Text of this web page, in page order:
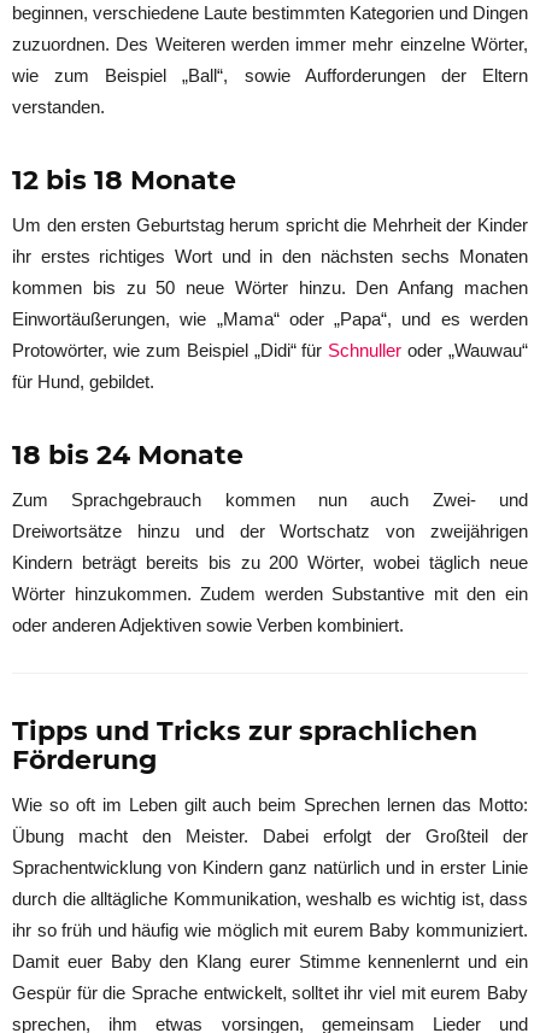
beginnen, verschiedene Laute bestimmten Kategorien und Dingen
zuzuordnen. Des Weiteren werden immer mehr einzelne Wörter,
wie zum Beispiel „Ball“, sowie Aufforderungen der Eltern
verstanden.
12 bis 18 Monate
Um den ersten Geburtstag herum spricht die Mehrheit der Kinder
ihr erstes richtiges Wort und in den nächsten sechs Monaten
kommen bis zu 50 neue Wörter hinzu. Den Anfang machen
Einwortäußerungen, wie „Mama“ oder „Papa“, und es werden
Protowörter, wie zum Beispiel „Didi“ für Schnuller oder „Wauwau“
für Hund, gebildet.
18 bis 24 Monate
Zum Sprachgebrauch kommen nun auch Zwei- und
Dreiwortsätze hinzu und der Wortschatz von zweijährigen
Kindern beträgt bereits bis zu 200 Wörter, wobei täglich neue
Wörter hinzukommen. Zudem werden Substantive mit den ein
oder anderen Adjektiven sowie Verben kombiniert.
Tipps und Tricks zur sprachlichen
Förderung
Wie so oft im Leben gilt auch beim Sprechen lernen das Motto:
Übung macht den Meister. Dabei erfolgt der Großteil der
Sprachentwicklung von Kindern ganz natürlich und in erster Linie
durch die alltägliche Kommunikation, weshalb es wichtig ist, dass
ihr so früh und häufig wie möglich mit eurem Baby kommuniziert.
Damit euer Baby den Klang eurer Stimme kennenlernt und ein
Gespür für die Sprache entwickelt, solltet ihr viel mit eurem Baby
sprechen, ihm etwas vorsingen, gemeinsam Lieder und